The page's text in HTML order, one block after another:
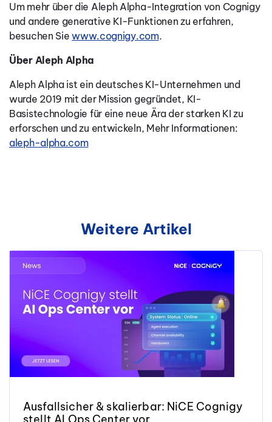
Um mehr über die Aleph Alpha-Integration von Cognigy
und andere generative KI-Funktionen zu erfahren,
besuchen Siewww.cognigy.com.
Über Aleph Alpha
Aleph Alpha ist ein deutsches KI-Unternehmen und
wurde 2019 mit der Mission gegründet, KI-
Basistechnologie für eine neue Ära der starken KI zu
erforschen und zu entwickeln, Mehr Informationen:
aleph-alpha.com
Weitere Artikel
Ausfallsicher & skalierbar: NiCE Cognigy